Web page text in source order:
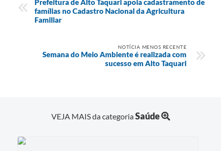
Prefeitura de Alto Taquari apoia cadastramento de
famílias no Cadastro Nacional da Agricultura
Familiar
NOTÍCIA MENOS RECENTE
Semana do Meio Ambiente é realizada com
sucesso em Alto Taquari
VEJA MAIS da categoriaSaúde